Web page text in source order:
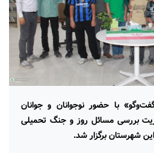
با حضور نوجوانان و جوانان
بررسی مسائل روز و جنگ تحمیلی
شهرستان برگزار شد.